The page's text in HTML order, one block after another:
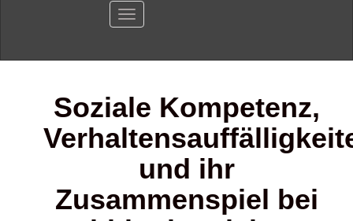
Toggle navigation
Soziale Kompetenz,
und ihr
Zusammenspiel bei